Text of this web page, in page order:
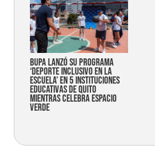
Bupa lanzó su programa
‘Deporte Inclusivo en la
Escuela’ en 5 instituciones
educativas de Quito
mientras celebra espacio
verde